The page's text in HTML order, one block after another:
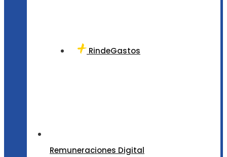
RindeGastos
Remuneraciones Digital